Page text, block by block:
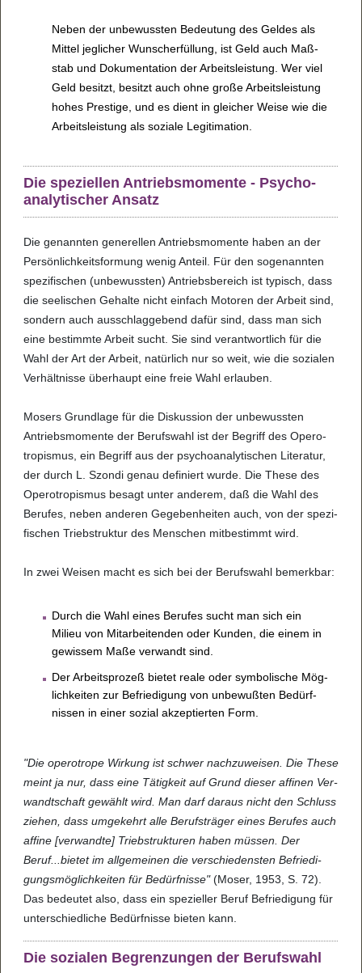
Neben der unbe­wuss­ten Bedeu­tung des Gel­des als
Mit­tel jeg­li­cher Wunsch­er­fül­lung, ist Geld auch Maß­
stab und Doku­men­ta­tion der Arbeits­leis­tung. Wer viel
Geld besitzt, besitzt auch ohne große Arbeits­leis­tung
hohes Pres­tige, und es dient in glei­cher Weise wie die
Arbeits­leis­tung als sozi­ale Legi­ti­ma­tion.
Die spe­zi­el­len Antriebs­mo­mente - Psy­cho­
ana­ly­ti­scher Ansatz
Die genann­ten gene­rel­len Antriebs­mo­mente haben an der
Per­sön­lich­keits­for­mung wenig Anteil. Für den soge­nann­ten
spe­zi­fi­schen (unbe­wuss­ten) Antriebs­be­reich ist typisch, dass
die see­li­schen Gehalte nicht ein­fach Moto­ren der Arbeit sind,
son­dern auch aus­schlag­ge­bend dafür sind, dass man sich
eine bestimmte Arbeit sucht. Sie sind ver­ant­wort­lich für die
Wahl der Art der Arbeit, natür­lich nur so weit, wie die sozi­a­len
Ver­hält­nisse über­haupt eine freie Wahl erlau­ben.
Mosers Grund­lage für die Dis­kus­sion der unbe­wuss­ten
Antriebs­mo­mente der Berufs­wahl ist der Begriff des Ope­ro­
tro­pis­mus, ein Begriff aus der psy­cho­ana­ly­ti­schen Lite­ra­tur,
der durch L. Szondi genau defi­niert wurde. Die These des
Ope­ro­tro­pis­mus besagt unter ande­rem, daß die Wahl des
Beru­fes, neben ande­ren Gege­ben­hei­ten auch, von der spe­zi­
fi­schen Trieb­struk­tur des Men­schen mit­be­stimmt wird.
In zwei Wei­sen macht es sich bei der Berufs­wahl bemerk­bar:
Durch die Wahl eines Beru­fes sucht man sich ein
Milieu von Mit­a­r­bei­ten­den oder Kun­den, die einem in
gewis­sem Maße ver­wandt sind.
Der Arbeits­pro­zeß bie­tet reale oder sym­bo­li­sche Mög­
lich­kei­ten zur Befrie­di­gung von unbe­wuß­ten Bedürf­
nis­sen in einer sozial akzep­tier­ten Form.
"Die ope­ro­trope Wir­kung ist schwer nach­zu­wei­sen. Die These
meint ja nur, dass eine Tätig­keit auf Grund die­ser affi­nen Ver­
wandt­schaft gewählt wird. Man darf dar­aus nicht den Schluss
zie­hen, dass umge­kehrt alle Berufs­trä­ger eines Beru­fes auch
affine [ver­wandte] Trieb­struk­tu­ren haben müs­sen. Der
Beruf...bie­tet im all­ge­mei­nen die ver­schie­dens­ten Befrie­di­
gungs­mög­lich­kei­ten für Bedürf­nisse"(Moser, 1953, S. 72).
Das bedeu­tet also, dass ein spe­zi­el­ler Beruf Befrie­di­gung für
unter­schied­li­che Bedürf­nisse bie­ten kann.
Die sozi­a­len Begren­zun­gen der Berufs­wahl